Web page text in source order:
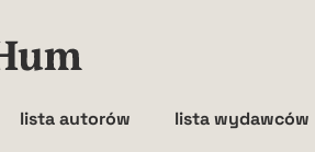
lista autorów lista wydawców